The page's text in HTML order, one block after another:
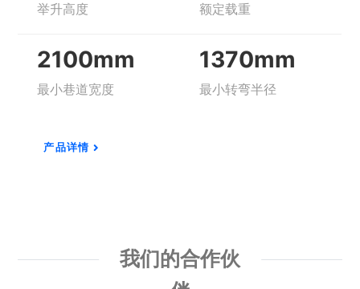
举升高度 额定载重
2100mm
最小巷道宽度
1370mm
最小转弯半径
产品详情
我们的合作伙